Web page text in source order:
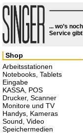
... wo’s
Service
Shop
Arbeitsstationen
Notebooks, Tablets
Eingabe
KASSA, POS
Drucker, Scanner
Monitore und TV
Handys, Kameras
Sound, Video
Speichermedien